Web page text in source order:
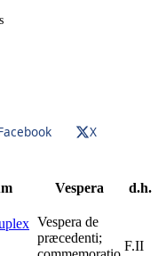
X
Vespera d.h.
Vespera de
præcedenti;
F.II